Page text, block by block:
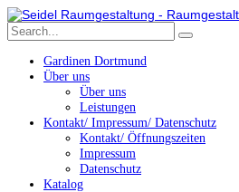
Gardinen Dortmund
Über uns
Über uns
Leistungen
Kontakt/ Impressum/ Datenschutz
Kontakt/ Öffnungszeiten
Impressum
Datenschutz
Katalog